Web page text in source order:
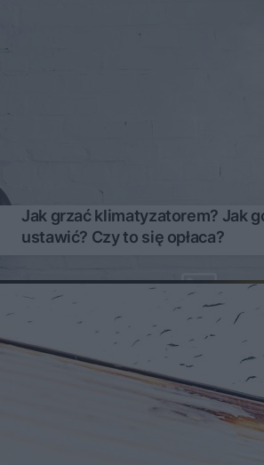
Jak grzać klimatyzatorem? Jak
ustawić? Czy to się opłaca?